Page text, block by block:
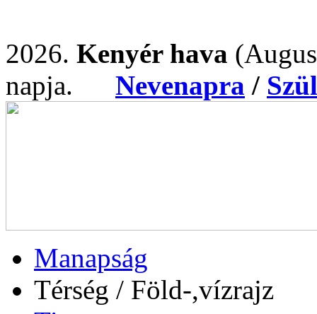
2026. Kenyér hava
napja. Nevenapra /
Manapság
Térség / Föld-,vízrajz